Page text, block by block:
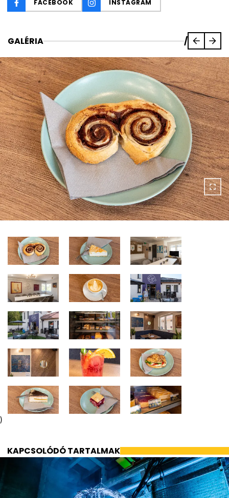
FACEBOOK INSTAGRAM
GALÉRIA /
)
KAPCSOLÓDÓ TARTALMAK